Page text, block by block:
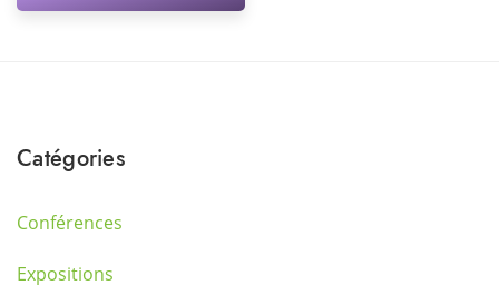
Catégories
Conférences
Expositions